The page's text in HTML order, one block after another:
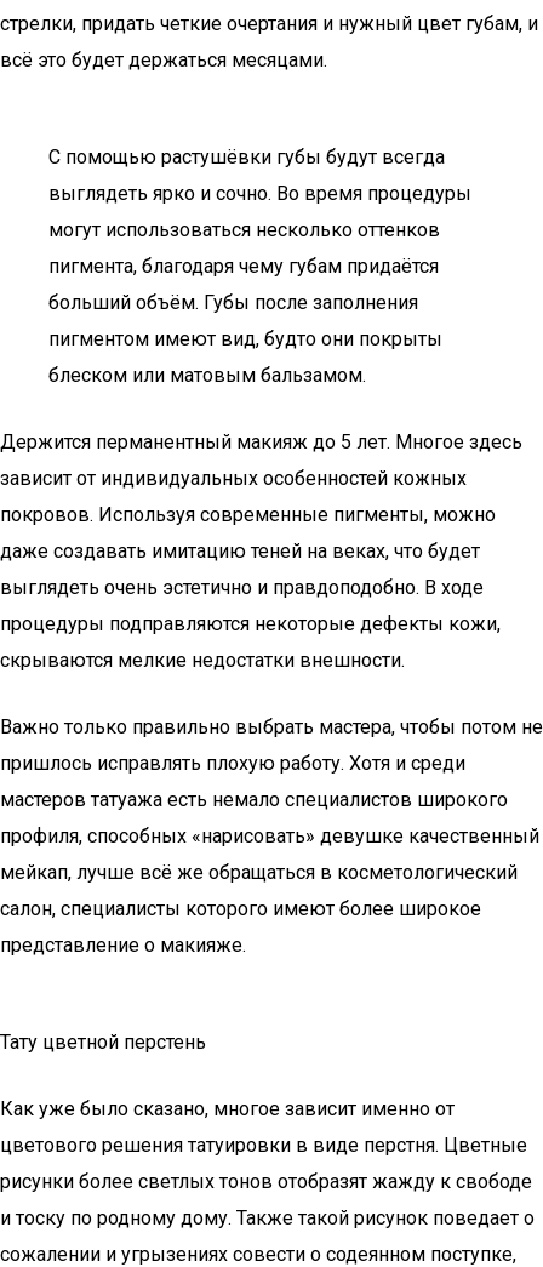
стрелки, придать четкие очертания и нужный цвет губам, и
всё это будет держаться месяцами.
С помощью растушёвки губы будут всегда
выглядеть ярко и сочно. Во время процедуры
могут использоваться несколько оттенков
пигмента, благодаря чему губам придаётся
больший объём. Губы после заполнения
пигментом имеют вид, будто они покрыты
блеском или матовым бальзамом.
Держится перманентный макияж до 5 лет. Многое здесь
зависит от индивидуальных особенностей кожных
покровов. Используя современные пигменты, можно
даже создавать имитацию теней на веках, что будет
выглядеть очень эстетично и правдоподобно. В ходе
процедуры подправляются некоторые дефекты кожи,
скрываются мелкие недостатки внешности.
Важно только правильно выбрать мастера, чтобы потом не
пришлось исправлять плохую работу. Хотя и среди
мастеров татуажа есть немало специалистов широкого
профиля, способных «нарисовать» девушке качественный
мейкап, лучше всё же обращаться в косметологический
салон, специалисты которого имеют более широкое
представление о макияже.
Тату цветной перстень
Как уже было сказано, многое зависит именно от
цветового решения татуировки в виде перстня. Цветные
рисунки более светлых тонов отобразят жажду к свободе
и тоску по родному дому. Также такой рисунок поведает о
сожалении и угрызениях совести о содеянном поступке,